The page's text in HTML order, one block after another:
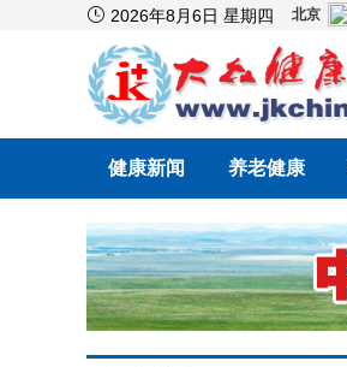
 2026年8月6日 星期四
健康新闻 养老健康